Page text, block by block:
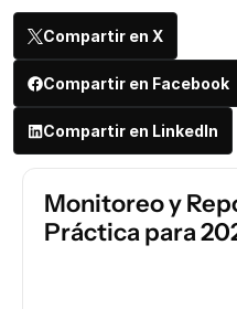
Compartir en X
Compartir en Facebook
Compartir en LinkedIn
Monitoreo y
Práctica para